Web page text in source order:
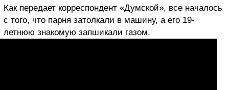
Как передает корреспондент «Думской», все началось
с того, что парня затолкали в машину, а его 19-
летнюю знакомую запшикали газом.